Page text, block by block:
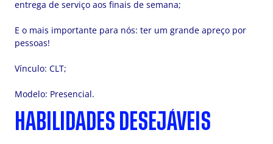
entrega de serviço aos finais de semana;
E o mais importante para nós: ter um grande apreço por
pessoas!
Vínculo: CLT;
Modelo: Presencial.
HABILIDADES DESEJÁVEIS